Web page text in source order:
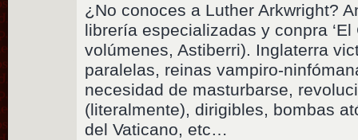
¿No conoces a Luther Arkwright?
librería especializadas y conpra ‘El
volúmenes, Astiberri). Inglaterra
paralelas, reinas vampiro-
necesidad de masturbarse,
(literalmente), dirigibles, bombas
del Vaticano, etc…